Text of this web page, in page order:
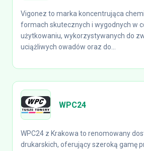
Vigonez to marka koncentrująca
formach skutecznych i wygodnych w
użytkowaniu, wykorzystywanych do
uciążliwych owadów oraz do...
WPC24
WPC24 z Krakowa to renomowany
drukarskich, oferujący szeroką gamę